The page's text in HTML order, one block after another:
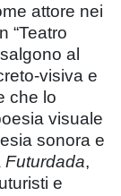
attore nei
“Teatro
al
visiva e
che lo
visuale
sonora e
Futurdada,
e